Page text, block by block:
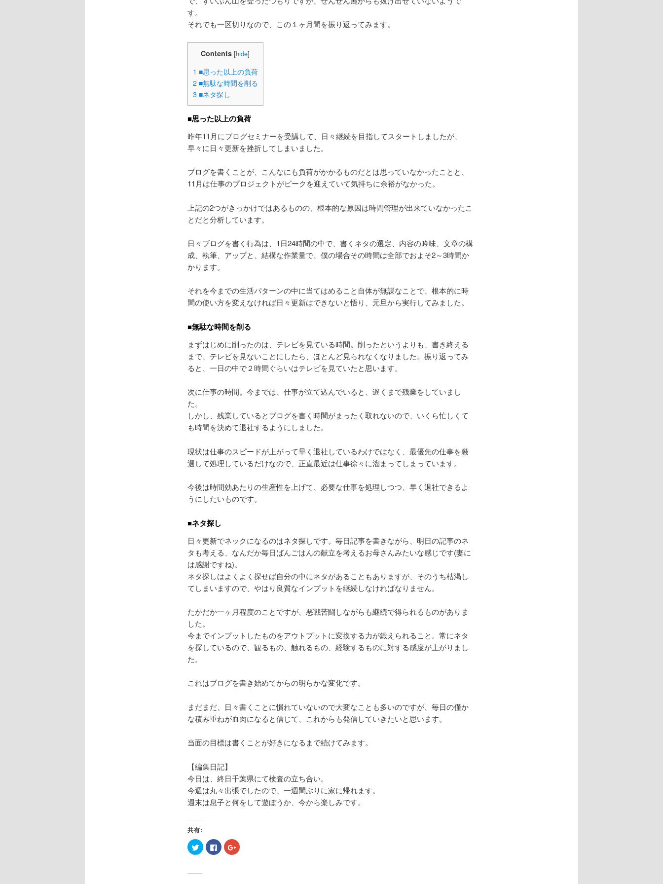
す。
それでも一区切りなので、この１ヶ月間を振り返ってみます。
Contents [hide]
1 ■思った以上の負荷
2■無駄な時間を削る
3■ネタ探し
■思った以上の負荷
昨年11月にブログセミナーを受講して、日々継続を目指してスタートしましたが、
早々に日々更新を挫折してしまいました。
ブログを書くことが、こんなにも負荷がかかるものだとは思っていなかったことと、
11月は仕事のプロジェクトがピークを迎えていて気持ちに余裕がなかった。
上記の2つがきっかけではあるものの、根本的な原因は時間管理が出来ていなかったこ
とだと分析しています。
日々ブログを書く行為は、1日24時間の中で、書くネタの選定、内容の吟味、文章の構
成、執筆、アップと、結構な作業量で、僕の場合その時間は全部でおよそ2～3時間か
かります。
それを今までの生活パターンの中に当てはめること自体が無謀なことで、根本的に時
間の使い方を変えなければ日々更新はできないと悟り、元旦から実行してみました。
■無駄な時間を削る
まずはじめに削ったのは、テレビを見ている時間。削ったというよりも、書き終える
まで、テレビを見ないことにしたら、ほとんど見られなくなりました。振り返ってみ
ると、一日の中で２時間ぐらいはテレビを見ていたと思います。
次に仕事の時間。今までは、仕事が立て込んでいると、遅くまで残業をしていまし
た。
しかし、残業しているとブログを書く時間がまったく取れないので、いくら忙しくて
も時間を決めて退社するようにしました。
現状は仕事のスピードが上がって早く退社しているわけではなく、最優先の仕事を厳
選して処理しているだけなので、正直最近は仕事徐々に溜まってしまっています。
今後は時間効あたりの生産性を上げて、必要な仕事を処理しつつ、早く退社できるよ
うにしたいものです。
■ネタ探し
日々更新でネックになるのはネタ探しです。毎日記事を書きながら、明日の記事のネ
タも考える、なんだか毎日ばんごはんの献立を考えるお母さんみたいな感じです(妻に
は感謝ですね)。
ネタ探しはよくよく探せば自分の中にネタがあることもありますが、そのうち枯渇し
てしまいますので、やはり良質なインプットを継続しなければなりません。
たかだか一ヶ月程度のことですが、悪戦苦闘しながらも継続で得られるものがありま
した。
今までインプットしたものをアウトプットに変換する力が鍛えられること。常にネタ
を探しているので、観るもの、触れるもの、経験するものに対する感度が上がりまし
た。
これはブログを書き始めてからの明らかな変化です。
まだまだ、日々書くことに慣れていないので大変なことも多いのですが、毎日の僅か
な積み重ねが血肉になると信じて、これからも発信していきたいと思います。
当面の目標は書くことが好きになるまで続けてみます。
【編集日記】
今日は、終日千葉県にて検査の立ち合い。
今週は丸々出張でしたので、一週間ぶりに家に帰れます。
週末は息子と何をして遊ぼうか、今から楽しみです。
共有:
ク
リ
て
Facebook
で
ク
リ